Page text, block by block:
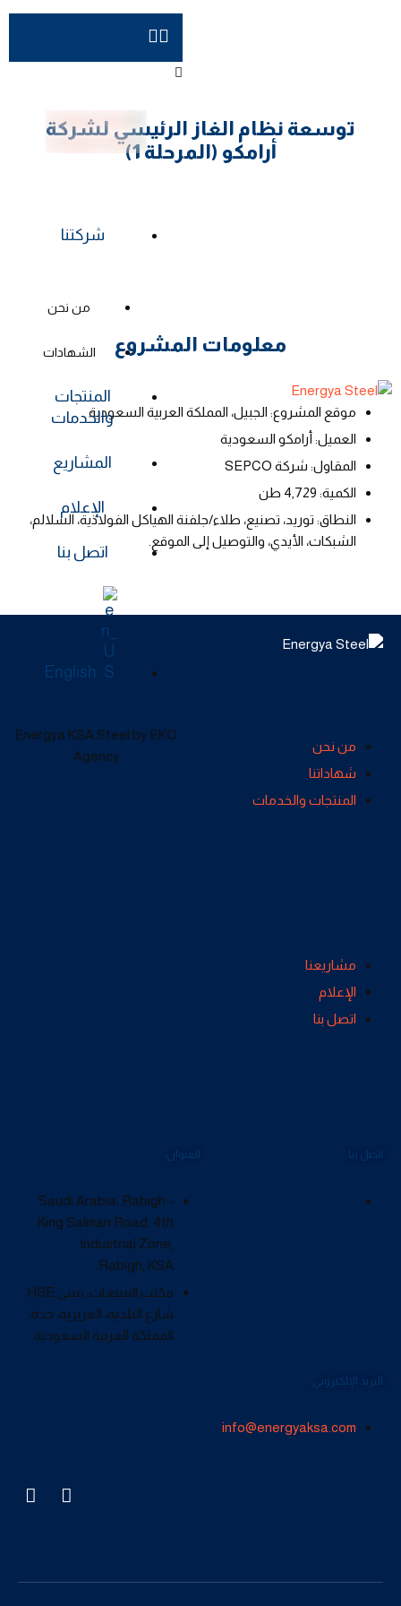
شركتنا
من نحن
الشهادات
المنتجات
والخدمات
المشاريع
الإعلام
اتصل بنا
English
Energya KSA Steel by EKO
Agency
توسعة نظام الغاز الرئيسي لشركة
أرامكو (المرحلة 1)
معلومات المشروع
موقع المشروع: الجبيل، المملكة العربية السعودية
العميل: أرامكو السعودية
المقاول: شركة SEPCO
الكمية: 4,729 طن
النطاق: توريد، تصنيع، طلاء/جلفنة الهياكل الفولاذية، السلالم،
الشبكات، الأيدي، والتوصيل إلى الموقع.
من نحن
شهاداتنا
المنتجات والخدمات
مشاريعنا
الإعلام
اتصل بنا
اتصل بنا العنوان:
Saudi Arabia: Rabigh -
King Salman Road, 4th
Industrial Zone,
Rabigh, KSA.
مكتب المبيعات: مبنى HSE،
شارع البلدية، العزيزية، جدة،
المملكة العربية السعودية
البريد الإلكتروني:
info@energyaksa.com